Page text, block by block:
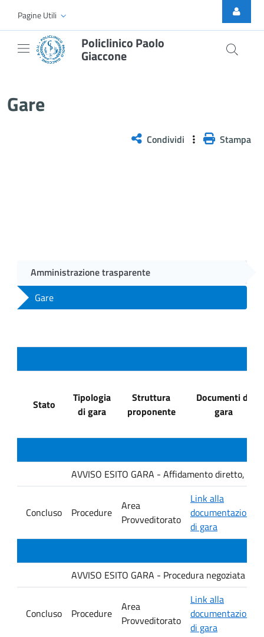
Skip to Main Content
Pagine Utili
Policlinico Paolo
Giaccone
Gare
Condividi Stampa
Amministrazione trasparente
Gare
Stato
Tipologia
di gara
Struttura
proponente
Documenti di
gara
AVVISO ESITO GARA - Affidamento diretto, ai
Concluso Procedure
Area
Provveditorato
Link alla
documentazione
di gara
AVVISO ESITO GARA - Procedura negoziata
Concluso Procedure
Area
Provveditorato
Link alla
documentazione
di gara